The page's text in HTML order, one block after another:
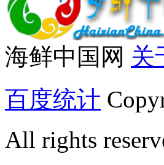
海鲜中国网 关
百度统计
All rights